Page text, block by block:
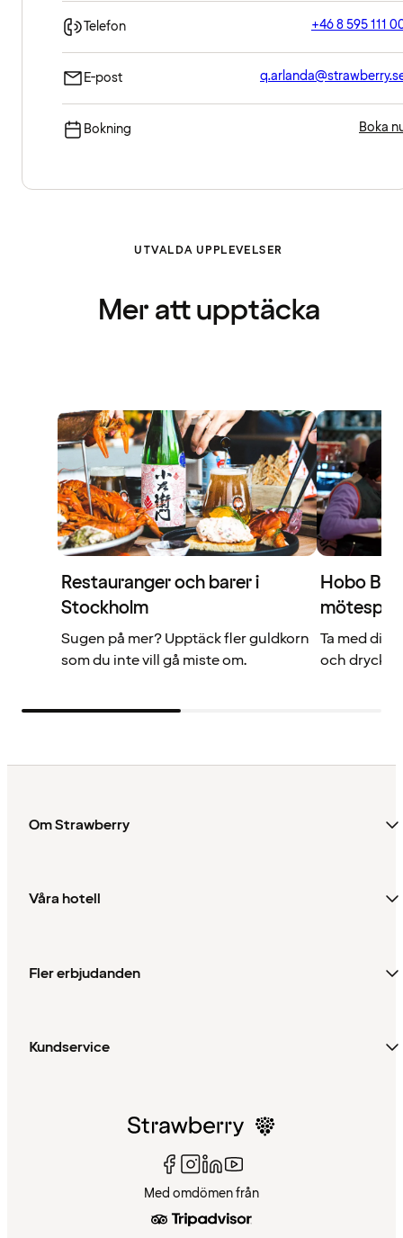
Telefon +46 8 595 111
E-post
Bokning Boka
UTVALDA UPPLEVELSER
Mer att upptäcka
Restauranger och barer i
Stockholm
Sugen på mer? Upptäck fler guldkorn
som du inte vill gå miste om.
Hobo
Ta med
och dryck
Om Strawberry
Våra hotell
Fler erbjudanden
Kundservice
Med omdömen från